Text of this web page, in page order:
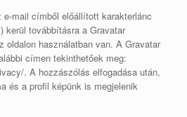
mail címből előállított karakterlánc
kerül továbbításra a Gravatar
oldalon használatban van. A Gravatar
címen tekinthetőek meg:
. A hozzászólás elfogadása után,
és a profil képünk is megjelenik